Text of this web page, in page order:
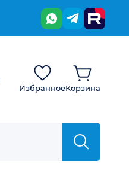
ИзбранноеКорзина